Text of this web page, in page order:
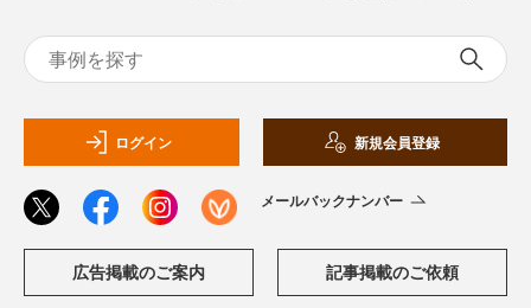
ログイン 新規会員登録
メールバックナンバー
広告掲載のご案内 記事掲載のご依頼